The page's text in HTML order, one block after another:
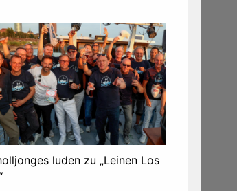
luden zu „Leinen Los